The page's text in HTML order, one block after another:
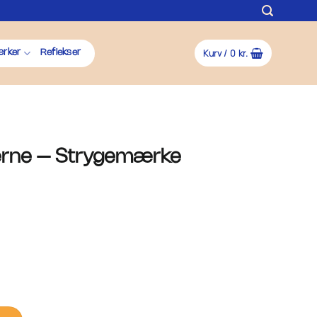
Reflekser Kurv /0 kr.
– Strygemærke
antal